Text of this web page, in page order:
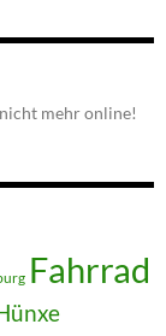
mehr online!
Fahrrad